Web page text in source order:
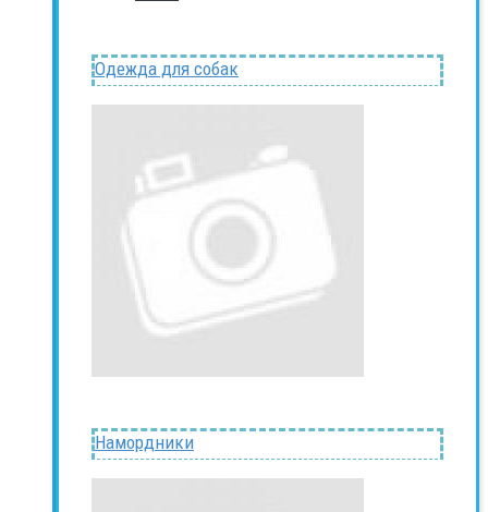
Одежда для собак
Намордники